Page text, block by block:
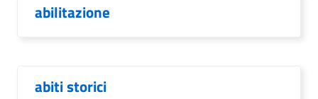
abilitazione
abiti storici